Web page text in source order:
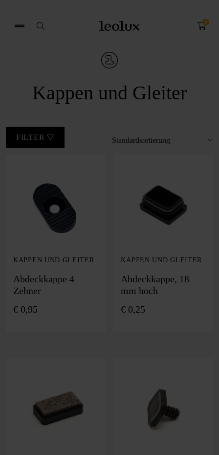
Search
0
Kappen und Gleiter
FILTER
KAPPEN UND GLEITER
Abdeckkappe 4
Zehner
€ 0,95
KAPPEN UND GLEITER
Abdeckkappe, 18
mm hoch
€ 0,25